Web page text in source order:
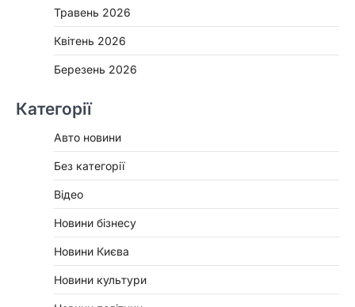
Травень 2026
Квітень 2026
Березень 2026
Категорії
Авто новини
Без категорії
Відео
Новини бізнесу
Новини Києва
Новини культури